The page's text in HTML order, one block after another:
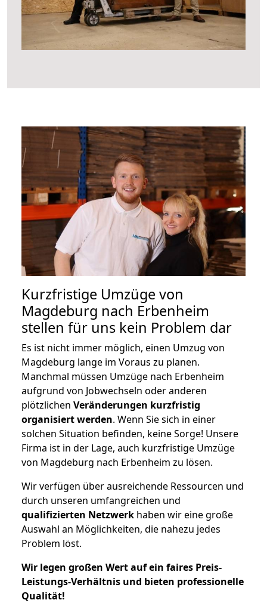
Kurzfristige Umzüge von
Magdeburg nach Erbenheim
stellen für uns kein Problem dar
Es ist nicht immer möglich, einen Umzug von
Magdeburg lange im Voraus zu planen.
Manchmal müssen Umzüge nach Erbenheim
aufgrund von Jobwechseln oder anderen
plötzlichen Veränderungen kurzfristig
organisiert werden. Wenn Sie sich in einer
solchen Situation befinden, keine Sorge! Unsere
Firma ist in der Lage, auch kurzfristige Umzüge
von Magdeburg nach Erbenheim zu lösen.
Wir verfügen über ausreichende Ressourcen und
durch unseren umfangreichen und
qualifizierten Netzwerk haben wir eine große
Auswahl an Möglichkeiten, die nahezu jedes
Problem löst.
Wir legen großen Wert auf ein faires Preis-
Leistungs-Verhältnis und bieten professionelle
Qualität!